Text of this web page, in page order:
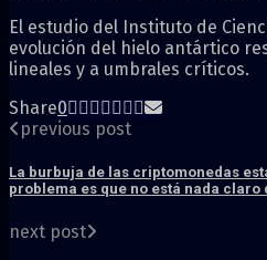
El estudio del Instituto de
evolución del hielo antártico
lineales y a umbrales críticos.
Share0
previous post
La burbuja de las criptomonedas
problema es que no está nada claro
next post